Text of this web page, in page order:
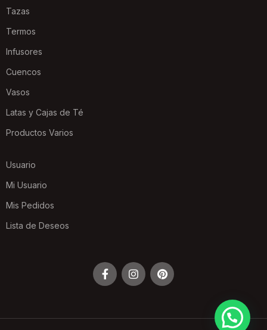
Tazas
Termos
Infusores
Cuencos
Vasos
Latas y Cajas de Té
Productos Varios
Usuario
Mi Usuario
Mis Pedidos
Lista de Deseos